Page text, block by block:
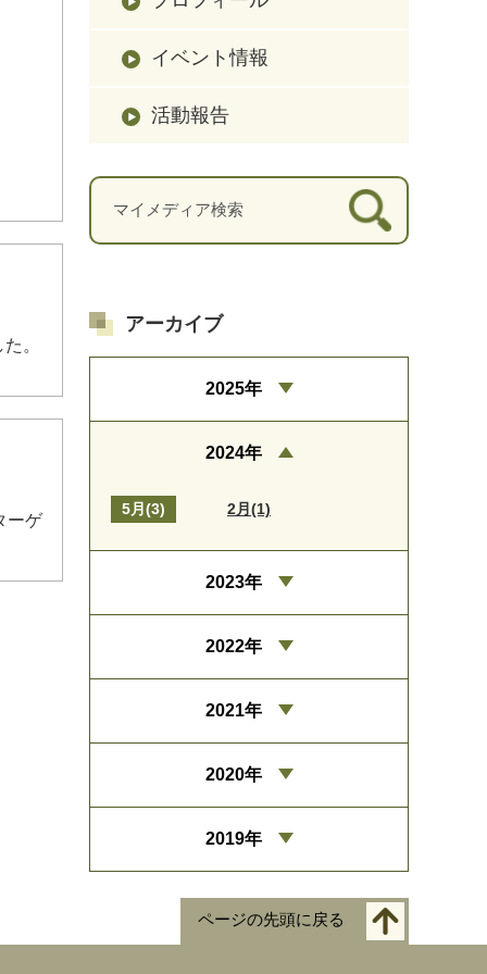
。
ーゲ
イベント情報
活動報告
アーカイブ
2025年
2024年
5月(3) 2月(1)
2023年
2022年
2021年
2020年
2019年
ページの先頭に戻る